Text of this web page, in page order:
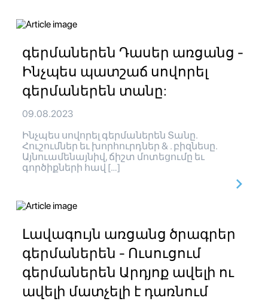
գերմաներեն Դասեր առցանց -
Ինչպես պատշաճ սովորել
գերմաներեն տանը:
09.08.2023
Ինչպես սովորել գերմաներեն Տանը.
Հուշումներ եւ խորհուրդներ & . բիզնեսը.
Այնուամենայնիվ, ճիշտ մոտեցումը եւ
գործիքների հավ […]
Լավագույն առցանց ծրագրեր
գերմաներեն - Ուսուցում
գերմաներեն Արդյոք ավելի ու
ավելի մատչելի է դառնում